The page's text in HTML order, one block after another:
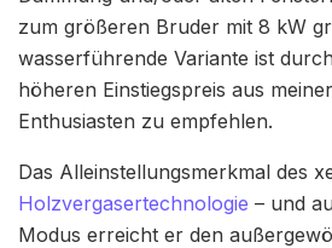
zum größeren Bruder mit 8 kW
wasserführende Variante ist
höheren Einstiegspreis aus
Enthusiasten zu empfehlen.
Das Alleinstellungsmerkmal des
Holzvergasertechnologie – und
Modus erreicht er den